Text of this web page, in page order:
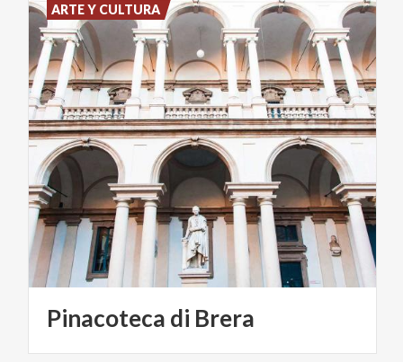
Pinacoteca di Brera
ARTE Y CULTURA